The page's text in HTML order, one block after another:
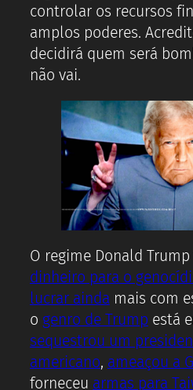
controlar os recursos
amplos poderes.
decidirá quem será
não vai.
O regime Donald
dinheiro para o
lucrar ainda mais com
o genro de Trump está
sequestrou um
americano, ameaçou a
forneceu armas para